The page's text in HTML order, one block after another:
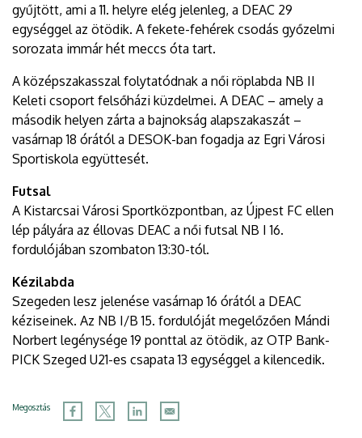
gyűjtött, ami a 11. helyre elég jelenleg, a DEAC 29
egységgel az ötödik. A fekete-fehérek csodás győzelmi
sorozata immár hét meccs óta tart.
A középszakasszal folytatódnak a női röplabda NB II
Keleti csoport felsőházi küzdelmei. A DEAC – amely a
második helyen zárta a bajnokság alapszakaszát –
vasárnap 18 órától a DESOK-ban fogadja az Egri Városi
Sportiskola együttesét.
Futsal
A Kistarcsai Városi Sportközpontban, az Újpest FC ellen
lép pályára az éllovas DEAC a női futsal NB I 16.
fordulójában szombaton 13:30-tól.
Kézilabda
Szegeden lesz jelenése vasárnap 16 órától a DEAC
kéziseinek. Az NB I/B 15. fordulóját megelőzően Mándi
Norbert legénysége 19 ponttal az ötödik, az OTP Bank-
PICK Szeged U21-es csapata 13 egységgel a kilencedik.
Megosztás